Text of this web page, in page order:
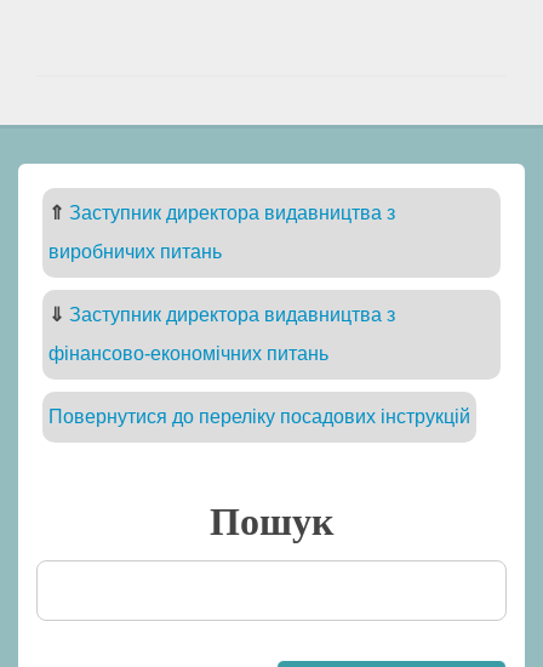
⇑ Заступник директора видавництва з
виробничих питань
⇓ Заступник директора видавництва з
фінансово-економічних питань
Повернутися до переліку посадових інструкцій
Пошук